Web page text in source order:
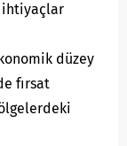
ihtiyaçlar
düzey
fırsat